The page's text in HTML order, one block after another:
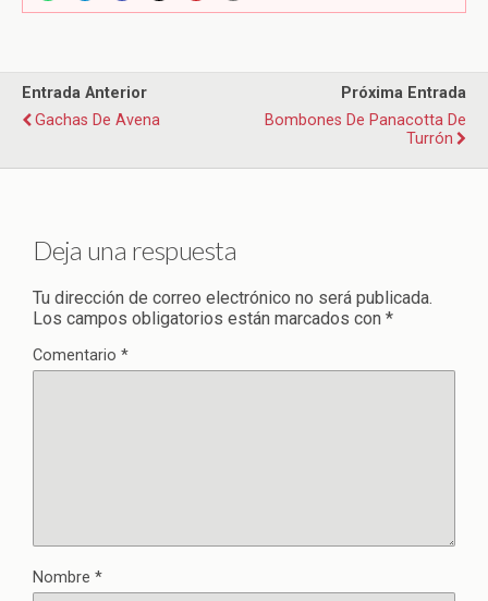
Entrada Anterior
Gachas De Avena
Próxima Entrada
Bombones De Panacotta De
Turrón
Deja una respuesta
Tu dirección de correo electrónico no será publicada.
Los campos obligatorios están marcados con *
Comentario *
Nombre *